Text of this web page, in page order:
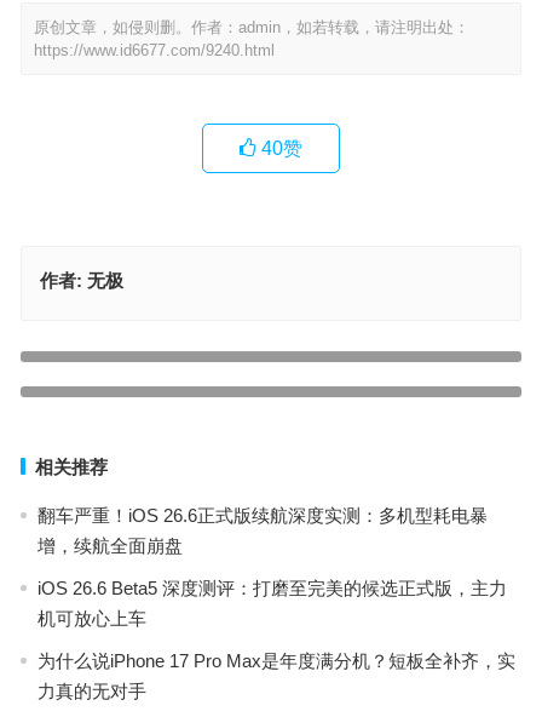
原创文章，如侵则删。作者：admin，如若转载，请注明出处：
https://www.id6677.com/9240.html
40赞
作者: 无极
为什么说iPhone 17 Pro Max是年度满分机？短板全补齐，实力真的
相关推荐
翻车严重！iOS 26.6正式版续航深度实测：多机型耗电暴
增，续航全面崩盘
iOS 26.6 Beta5 深度测评：打磨至完美的候选正式版，主力
机可放心上车
为什么说iPhone 17 Pro Max是年度满分机？短板全补齐，实
力真的无对手